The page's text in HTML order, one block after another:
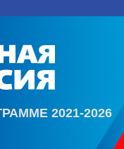
2021-2026